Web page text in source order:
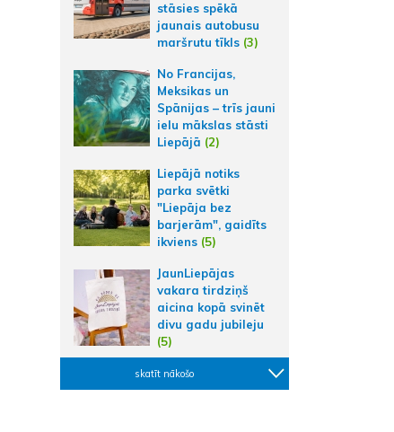
stāsies spēkā
jaunais autobusu
maršrutu tīkls (3)
No Francijas,
Meksikas un
Spānijas – trīs jauni
ielu mākslas stāsti
Liepājā (2)
Liepājā notiks
parka svētki
"Liepāja bez
barjerām", gaidīts
ikviens (5)
JaunLiepājas
vakara tirdziņš
aicina kopā svinēt
divu gadu jubileju
(5)
skatīt nākošo